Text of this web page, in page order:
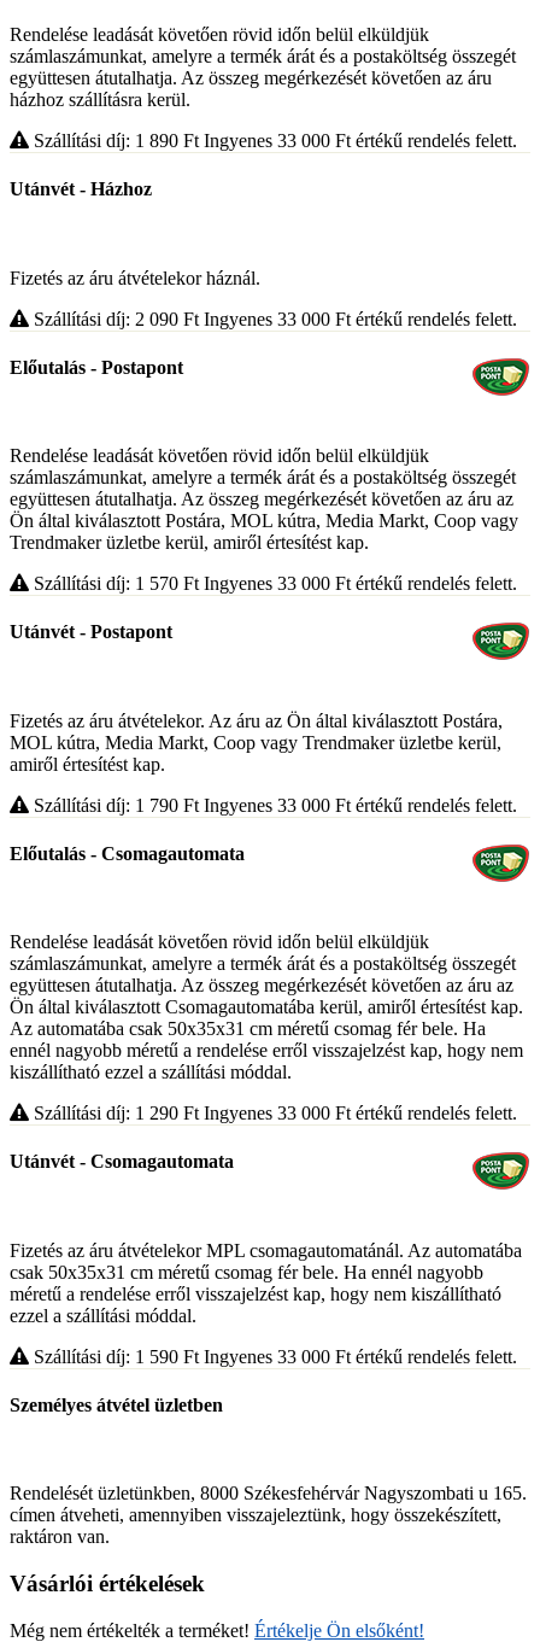
Rendelése leadását követően rövid időn belül elküldjük
számlaszámunkat, amelyre a termék árát és a postaköltség összegét
együttesen átutalhatja. Az összeg megérkezését követően az áru
házhoz szállításra kerül.
Szállítási díj: 1 890 Ft Ingyenes 33 000 Ft értékű rendelés felett.
Utánvét - Házhoz
Fizetés az áru átvételekor háznál.
Szállítási díj: 2 090 Ft Ingyenes 33 000 Ft értékű rendelés felett.
Előutalás - Postapont
Rendelése leadását követően rövid időn belül elküldjük
számlaszámunkat, amelyre a termék árát és a postaköltség összegét
együttesen átutalhatja. Az összeg megérkezését követően az áru az
Ön által kiválasztott Postára, MOL kútra, Media Markt, Coop vagy
Trendmaker üzletbe kerül, amiről értesítést kap.
Szállítási díj: 1 570 Ft Ingyenes 33 000 Ft értékű rendelés felett.
Utánvét - Postapont
Fizetés az áru átvételekor. Az áru az Ön által kiválasztott Postára,
MOL kútra, Media Markt, Coop vagy Trendmaker üzletbe kerül,
amiről értesítést kap.
Szállítási díj: 1 790 Ft Ingyenes 33 000 Ft értékű rendelés felett.
Előutalás - Csomagautomata
Rendelése leadását követően rövid időn belül elküldjük
számlaszámunkat, amelyre a termék árát és a postaköltség összegét
együttesen átutalhatja. Az összeg megérkezését követően az áru az
Ön által kiválasztott Csomagautomatába kerül, amiről értesítést kap.
Az automatába csak 50x35x31 cm méretű csomag fér bele. Ha
ennél nagyobb méretű a rendelése erről visszajelzést kap, hogy nem
kiszállítható ezzel a szállítási móddal.
Szállítási díj: 1 290 Ft Ingyenes 33 000 Ft értékű rendelés felett.
Utánvét - Csomagautomata
Fizetés az áru átvételekor MPL csomagautomatánál. Az automatába
csak 50x35x31 cm méretű csomag fér bele. Ha ennél nagyobb
méretű a rendelése erről visszajelzést kap, hogy nem kiszállítható
ezzel a szállítási móddal.
Szállítási díj: 1 590 Ft Ingyenes 33 000 Ft értékű rendelés felett.
Személyes átvétel üzletben
Rendelését üzletünkben, 8000 Székesfehérvár Nagyszombati u 165.
címen átveheti, amennyiben visszajeleztünk, hogy összekészített,
raktáron van.
Vásárlói értékelések
Még nem értékelték a terméket! Értékelje Ön elsőként!